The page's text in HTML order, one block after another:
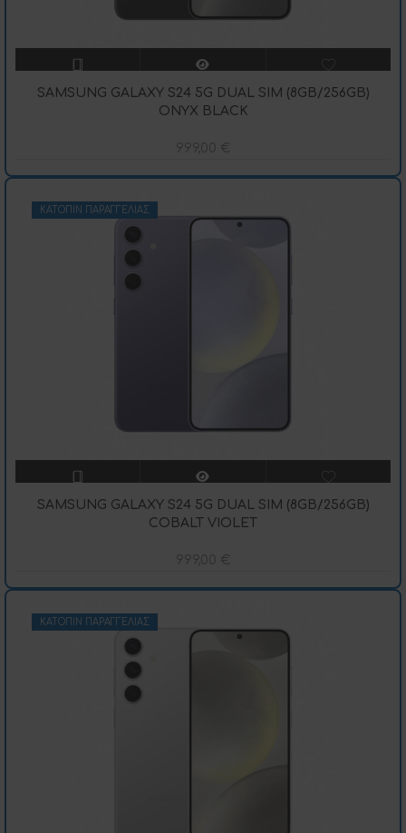
SAMSUNG GALAXY S24 5G DUAL SIM (8GB/256GB)
ONYX BLACK
999,00 €
ΚΑΤΌΠΙΝ ΠΑΡΑΓΓΕΛΊΑΣ
SAMSUNG GALAXY S24 5G DUAL SIM (8GB/256GB)
COBALT VIOLET
999,00 €
ΚΑΤΌΠΙΝ ΠΑΡΑΓΓΕΛΊΑΣ